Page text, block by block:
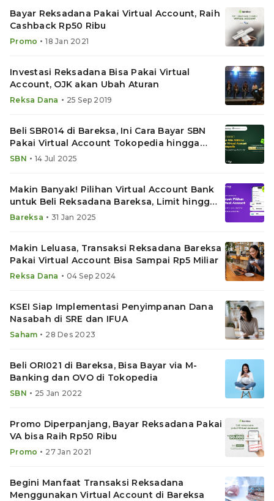
Bayar Reksadana Pakai Virtual Account, Raih
Cashback Rp50 Ribu
Promo • 18 Jan 2021
Investasi Reksadana Bisa Pakai Virtual
Account, OJK akan Ubah Aturan
Reksa Dana • 25 Sep 2019
Beli SBR014 di Bareksa, Ini Cara Bayar SBN
Pakai Virtual Account Tokopedia hingga
Rp10 Miliar
SBN • 14 Jul 2025
Makin Banyak! Pilihan Virtual Account Bank
untuk Beli Reksadana Bareksa, Limit hingga
Rp5 Miliar
Bareksa • 31 Jan 2025
Makin Leluasa, Transaksi Reksadana Bareksa
Pakai Virtual Account Bisa Sampai Rp5 Miliar
Reksa Dana • 04 Sep 2024
KSEI Siap Implementasi Penyimpanan Dana
Nasabah di SRE dan IFUA
Saham • 28 Des 2023
Beli ORI021 di Bareksa, Bisa Bayar via M-
Banking dan OVO di Tokopedia
SBN • 25 Jan 2022
Promo Diperpanjang, Bayar Reksadana Pakai
VA bisa Raih Rp50 Ribu
Promo • 27 Jan 2021
Begini Manfaat Transaksi Reksadana
Menggunakan Virtual Account di Bareksa